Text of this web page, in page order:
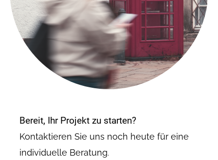
Bereit, Ihr Projekt zu starten?
Kontaktieren Sie uns noch heute für eine
individuelle Beratung.